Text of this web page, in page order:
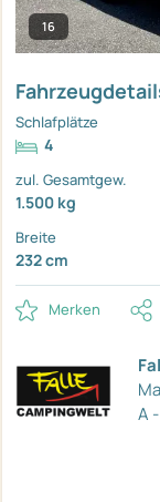
16
Schlafplätze
4
zul. Gesamtgew.
1.500 kg
Breite
232 cm
Merken
A